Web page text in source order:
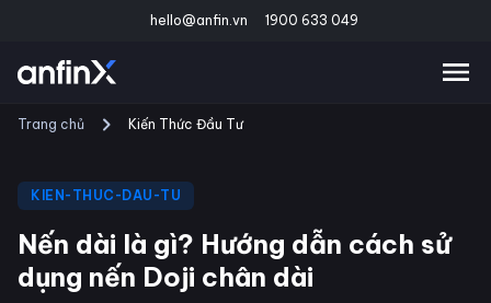
hello@anfin.vn 1900 633 049
Trang chủ Kiến Thức Đầu Tư
KIEN-THUC-DAU-TU
Nến dài là gì? Hướng dẫn cách sử
dụng nến Doji chân dài